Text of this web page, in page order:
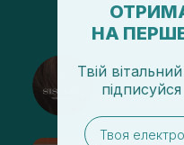
Подписаться
НА
Твій
підписуйся
email